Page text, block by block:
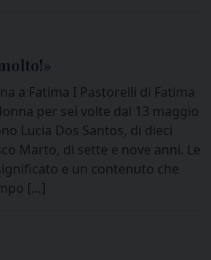
a Fatima I Pastorelli di Fatima
per sei volte dal 13 maggio
Lucia Dos Santos, di dieci
Marto, di sette e nove anni. Le
e un contenuto che
[…]